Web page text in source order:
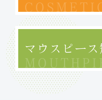
マウスピース